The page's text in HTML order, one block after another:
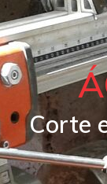
Corte